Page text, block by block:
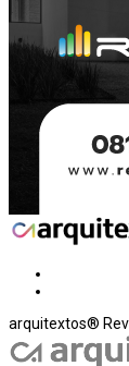
arquitextos®